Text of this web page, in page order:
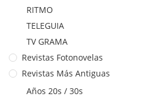
RITMO
TELEGUIA
TV GRAMA
Revistas Fotonovelas
Revistas Más Antiguas
Años 20s / 30s